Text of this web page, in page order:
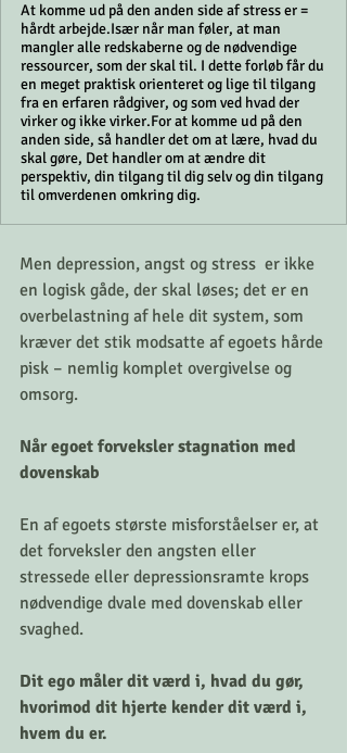
At komme ud på den anden side af stress er =
hårdt arbejde. ​ Især når man føler, at man
mangler alle redskaberne og de nødvendige
ressourcer, som der skal til. I dette forløb får du
en meget praktisk orienteret og lige til tilgang
fra en erfaren rådgiver, og som ved hvad der
virker og ikke virker. ​ For at komme ud på den
anden side, så handler det om at lære, hvad du
skal gøre, Det handler om at ændre dit
perspektiv, din tilgang til dig selv og din tilgang
til omverdenen omkring dig. ​
Men depression, angst og stress  er ikke
en logisk gåde, der skal løses; det er en
overbelastning af hele dit system, som
kræver det stik modsatte af egoets hårde
pisk – nemlig komplet overgivelse og
omsorg.
Når egoet forveksler stagnation med
dovenskab
En af egoets største misforståelser er, at
det forveksler den angsten eller
stressede eller depressionsramte krops
nødvendige dvale med dovenskab eller
svaghed.
Dit ego måler dit værd i, hvad du gør,
hvorimod dit hjerte kender dit værd i,
hvem du er.